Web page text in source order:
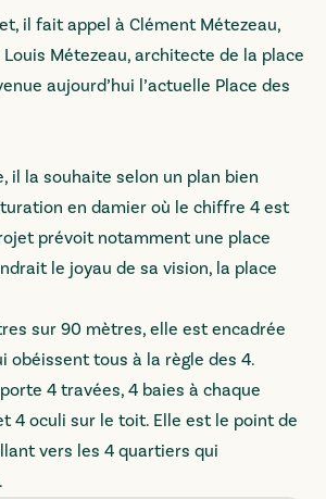
il fait appel à Clément Métezeau,
Métezeau, architecte de la place
aujourd’hui l’actuelle Place des
il la souhaite selon un plan bien
en damier où le chiffre 4 est
prévoit notamment une place
le joyau de sa vision, la place
sur 90 mètres, elle est encadrée
obéissent tous à la règle des 4.
4 travées, 4 baies à chaque
4 oculi sur le toit. Elle est le point de
vers les 4 quartiers qui